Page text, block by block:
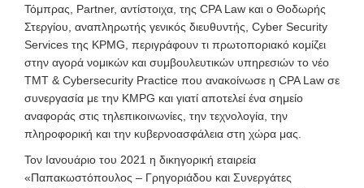
Τόμπρας, Partner, αντίστοιχα, της CPA Law και ο Θοδωρής
Στεργίου, αναπληρωτής γενικός διευθυντής, Cyber Security
Services της KPMG, περιγράφουν τι πρωτοποριακό κομίζει
στην αγορά νομικών και συμβουλευτικών υπηρεσιών το νέο
TMT & Cybersecurity Practice που ανακοίνωσε η CPA Law σε
συνεργασία με την KMPG και γιατί αποτελεί ένα σημείο
αναφοράς στις τηλεπικοινωνίες, την τεχνολογία, την
πληροφορική και την κυβερνοασφάλεια στη χώρα μας.
Τον Ιανουάριο του 2021 η δικηγορική εταιρεία
«Παπακωστόπουλος – Γρηγοριάδου και Συνεργάτες